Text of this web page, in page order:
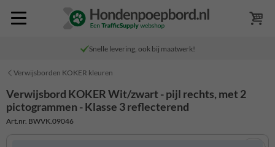
Snelle levering, ook bij maatwerk!
Verwijsborden KOKER kleuren
Verwijsbord KOKER Wit/zwart - pijl rechts, met 2
pictogrammen - Klasse 3 reflecterend
Art.nr. BWVK.09046